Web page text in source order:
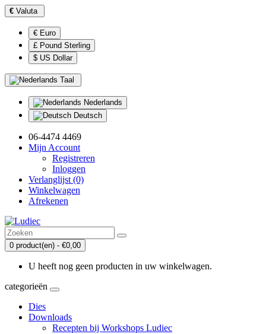
€ Valuta
€ Euro
£ Pound Sterling
$ US Dollar
Taal
Nederlands
Deutsch
06-4474 4469
Mijn Account
Registreren
Inloggen
Verlanglijst (0)
Winkelwagen
Afrekenen
0 product(en) - €0,00
U heeft nog geen producten in uw winkelwagen.
categorieën
Dies
Downloads
Recepten bij Workshops Ludiec